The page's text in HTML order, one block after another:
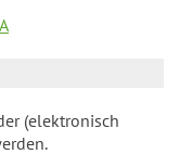
(elektronisch